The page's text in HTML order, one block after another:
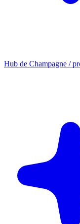
Hub de Champagne /